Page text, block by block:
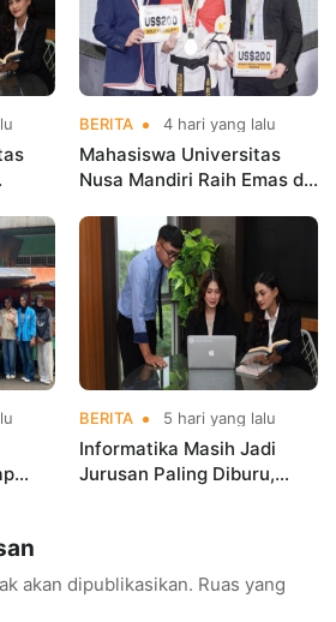
BERITA 4 hari yang lalu
Mahasiswa Universitas
Nusa Mandiri Raih Emas di
Indonesia Open
Championships 2026
BERITA 5 hari yang lalu
Informatika Masih Jadi
Jurusan Paling Diburu,
akan dipublikasikan. Ruas yang